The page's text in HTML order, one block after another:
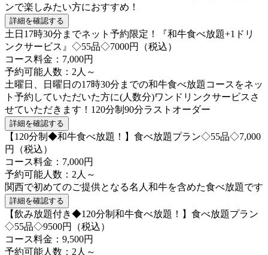
ンで楽しみたい方におすすめ！
詳細を確認する
土日17時30分までネット予約限定！『和牛食べ放題+1ドリ
ンクサービス』◇55品◇7000円（税込）
コース料金：7,000円
予約可能人数：2人～
土曜日、日曜日の17時30分までの和牛食べ放題コースをネッ
ト予約していただいた方に(人数分)ワンドリンクサービスさ
せていただきます！120分制90分ラストオーダー
詳細を確認する
【120分制◆和牛食べ放題！】食べ放題プラン◇55品◇7,000
円（税込）
コース料金：7,000円
予約可能人数：2人～
関西で初めてのご提供となる名人和牛を含めた食べ放題です
詳細を確認する
【飲み放題付き◆120分制和牛食べ放題！】食べ放題プラン
◇55品◇9500円（税込）
コース料金：9,500円
予約可能人数：2人～